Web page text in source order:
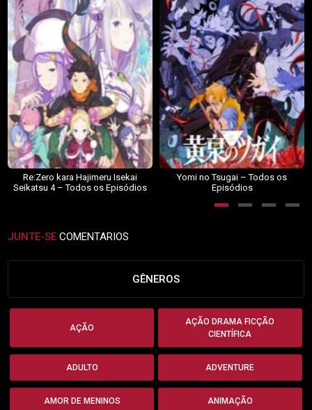
Re:Zero kara Hajimeru Isekai
Seikatsu 4 – Todos os Episódios
Yomi no Tsugai – Todos os
Episódios
JUNTE-SE COMENTARIOS
GÊNEROS
AÇÃO
AÇÃO DRAMA FICÇÃO
CIENTÍFICA
ADULTO ADVENTURE
AMOR DE MENINOS ANIMAÇÃO